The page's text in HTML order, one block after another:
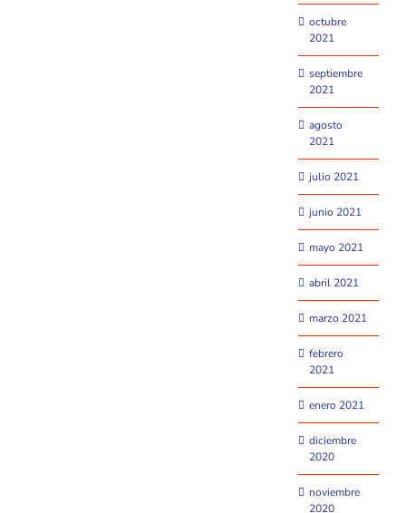
octubre
2021
septiembre
2021
agosto
2021
julio 2021
junio 2021
mayo 2021
abril 2021
marzo 2021
febrero
2021
enero 2021
diciembre
2020
noviembre
2020